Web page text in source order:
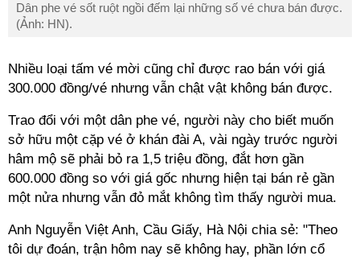
Dân phe vé sốt ruột ngồi đếm lại những số vé chưa bán được.
(Ảnh: HN).
Nhiều loại tấm vé mời cũng chỉ được rao bán với giá
300.000 đồng/vé nhưng vẫn chật vật không bán được.
Trao đổi với một dân phe vé, người này cho biết muốn
sở hữu một cặp vé ở khán đài A, vài ngày trước người
hâm mộ sẽ phải bỏ ra 1,5 triệu đồng, đắt hơn gần
600.000 đồng so với giá gốc nhưng hiện tại bán rẻ gần
một nửa nhưng vẫn đỏ mắt không tìm thấy người mua.
Anh Nguyễn Việt Anh, Cầu Giấy, Hà Nội chia sẻ: "Theo
tôi dự đoán, trận hôm nay sẽ không hay, phần lớn cổ